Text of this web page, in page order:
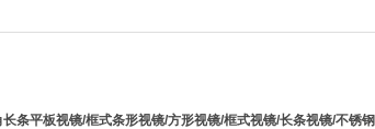
条平板视镜/框式条形视镜/方形视镜/框式视镜/长条视镜/不锈钢